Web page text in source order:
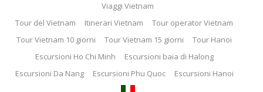
Viaggi Vietnam
Tour del Vietnam
Itinerari Vietnam
Tour operator Vietnam
Tour Vietnam 10 giorni
Tour Vietnam 15 giorni
Tour Hanoi
Escursioni Ho Chi Minh
Escursioni baia di Halong
Escursioni Da Nang
Escursioni Phu Quoc Escursioni Hanoi